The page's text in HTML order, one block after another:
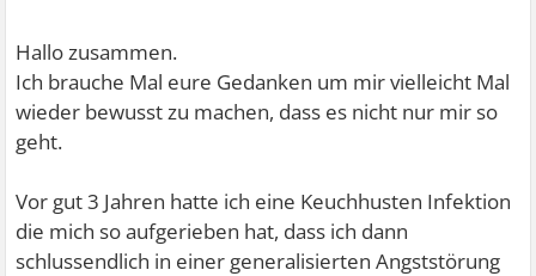
Hallo zusammen.
Ich brauche Mal eure Gedanken um mir vielleicht Mal
wieder bewusst zu machen, dass es nicht nur mir so
geht.
Vor gut 3 Jahren hatte ich eine Keuchhusten Infektion
die mich so aufgerieben hat, dass ich dann
schlussendlich in einer generalisierten Angststörung